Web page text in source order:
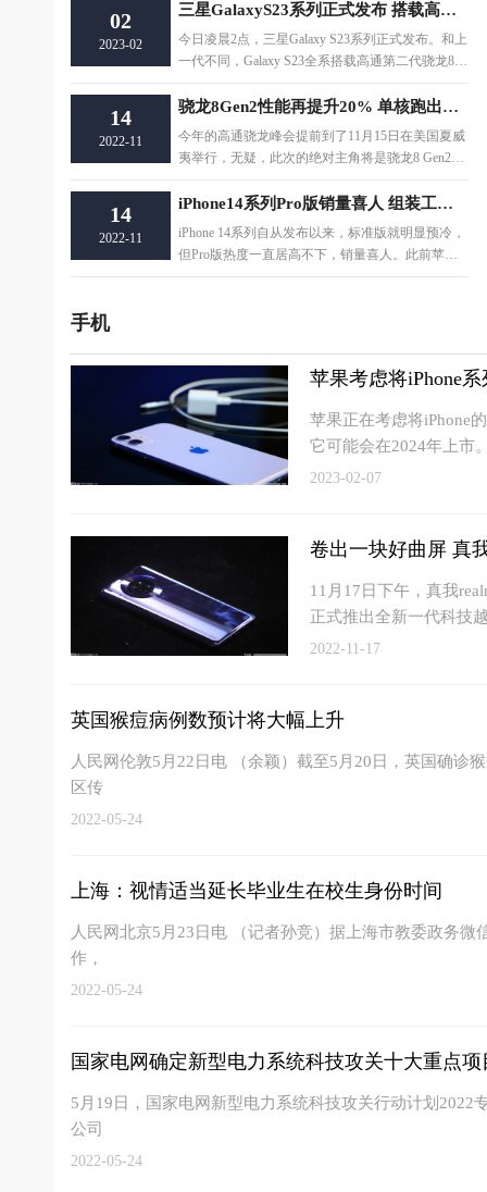
02
2023-02
三星GalaxyS23系列正式发布 搭载高通第二代骁龙8系
今日凌晨2点，三星Galaxy S23系列正式发布。和上
一代不同，Galaxy S23全系搭载高通第二代骁龙8移
动平台，没有Exynos版本。不仅如此，Gala
14
2022-11
骁龙8Gen2性能再提升20% 单核跑出了1524分
今年的高通骁龙峰会提前到了11月15日在美国夏威
夷举行，无疑，此次的绝对主角将是骁龙8 Gen2。
已经见识过骁龙8 Gen2样机的爆料人Yogesh
14
2022-11
iPhone14系列Pro版销量喜人 组装工厂目前产能大幅降低
iPhone 14系列自从发布以来，标准版就明显预冷，
但Pro版热度一直居高不下，销量喜人。此前苹果
发布的第三季度财报还显示，iPhone销量明显
手机
苹果考虑将iPhone
苹果正在考虑将iPhone
它可能会在2024年上市
2023-02-07
卷出一块好曲屏 真
11月17日下午，真我
正式推出全新一代科技
2022-11-17
英国猴痘病例数预计将大幅上升
人民网伦敦5月22日电 （余颖）截至5月20日，英国确诊
区传
2022-05-24
上海：视情适当延长毕业生在校生身份时间
人民网北京5月23日电 （记者孙竞）据上海市教委政务
作，
2022-05-24
国家电网确定新型电力系统科技攻关十大重点项
5月19日，国家电网新型电力系统科技攻关行动计划
公司
2022-05-24